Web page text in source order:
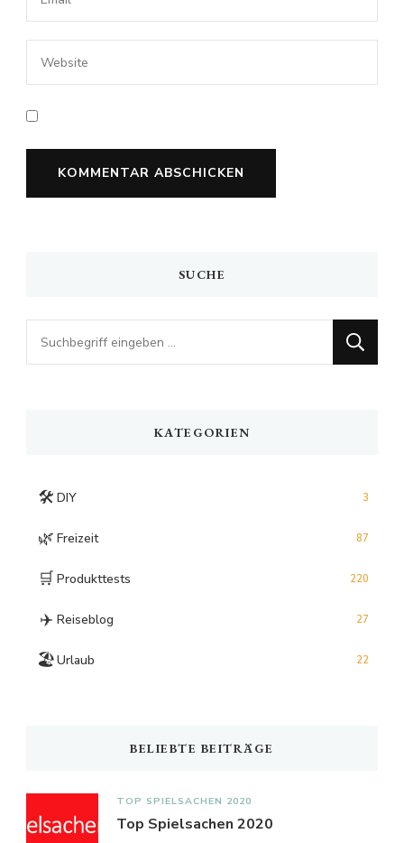
SUCHE
Looking
for
KATEGORIEN
🛠️ DIY 3
🌿 Freizeit 87
🛒 Produkttests 220
✈️ Reiseblog 27
🏖️Urlaub 22
BELIEBTE BEITRÄGE
TOP SPIELSACHEN 2020
Top Spielsachen 2020